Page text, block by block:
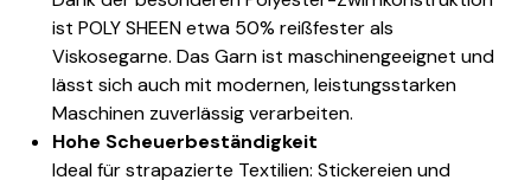
ist POLY SHEEN etwa 50% reißfester als
Viskosegarne. Das Garn ist maschinengeeignet und
lässt sich auch mit modernen, leistungsstarken
Maschinen zuverlässig verarbeiten.
Hohe Scheuerbeständigkeit
Ideal für strapazierte Textilien: Stickereien und